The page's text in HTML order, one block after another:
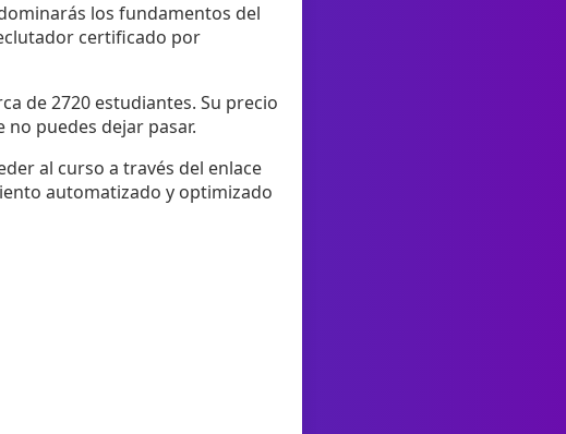
los fundamentos del
certificado por
de 2720 estudiantes. Su precio
no puedes dejar pasar.
al curso a través del enlace
automatizado y optimizado